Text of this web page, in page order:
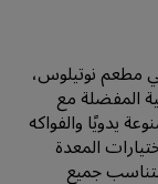
مطعم نوتيلوس،
المفضلة مع
يدويًا والفواكه
المعدة
جميع